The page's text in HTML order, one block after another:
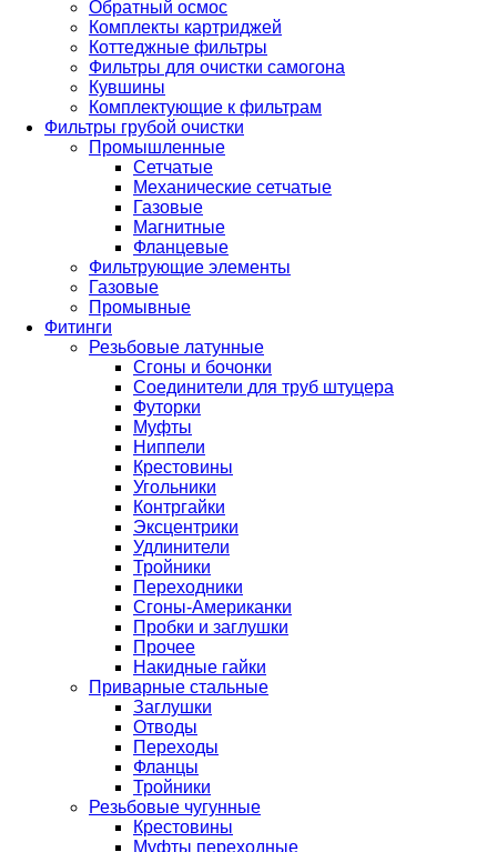
Обратный осмос
Комплекты картриджей
Коттеджные фильтры
Фильтры для очистки самогона
Кувшины
Комплектующие к фильтрам
Фильтры грубой очистки
Промышленные
Сетчатые
Механические сетчатые
Газовые
Магнитные
Фланцевые
Фильтрующие элементы
Газовые
Промывные
Фитинги
Резьбовые латунные
Сгоны и бочонки
Соединители для труб штуцера
Футорки
Муфты
Ниппели
Крестовины
Угольники
Контргайки
Эксцентрики
Удлинители
Тройники
Переходники
Сгоны-Американки
Пробки и заглушки
Прочее
Накидные гайки
Приварные стальные
Заглушки
Отводы
Переходы
Фланцы
Тройники
Резьбовые чугунные
Крестовины
Муфты переходные